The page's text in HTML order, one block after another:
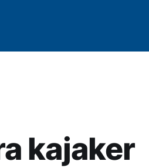
kajaker